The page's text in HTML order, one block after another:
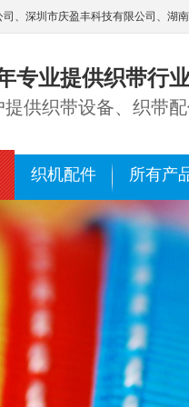
深圳市庆盈丰科技有限公司、湖南
专业提供织带行
提供织带设备、织带
织机配件 所有产